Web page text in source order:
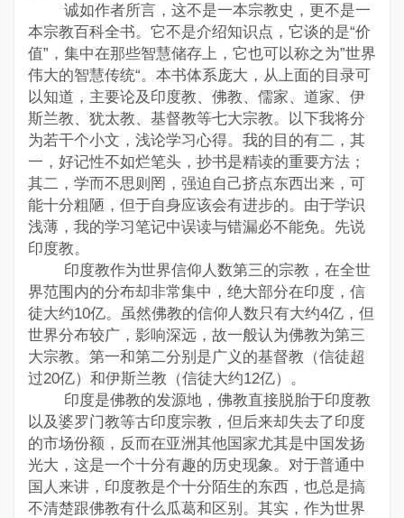
诚如作者所言，这不是一本宗教史，更不是一
本宗教百科全书。它不是介绍知识点，它谈的是“价
值”，集中在那些智慧储存上，它也可以称之为”世界
伟大的智慧传统“。本书体系庞大，从上面的目录可
以知道，主要论及印度教、佛教、儒家、道家、伊
斯兰教、犹太教、基督教等七大宗教。以下我将分
为若干个小文，浅论学习心得。我的目的有二，其
一，好记性不如烂笔头，抄书是精读的重要方法；
其二，学而不思则罔，强迫自己挤点东西出来，可
能十分粗陋，但于自身应该会有进步的。由于学识
浅薄，我的学习笔记中误读与错漏必不能免。先说
印度教。
印度教作为世界信仰人数第三的宗教，在全世
界范围内的分布却非常集中，绝大部分在印度，信
徒大约10亿。虽然佛教的信仰人数只有大约4亿，但
世界分布较广，影响深远，故一般认为佛教为第三
大宗教。第一和第二分别是广义的基督教（信徒超
过20亿）和伊斯兰教（信徒大约12亿）。
印度是佛教的发源地，佛教直接脱胎于印度教
以及婆罗门教等古印度宗教，但后来却失去了印度
的市场份额，反而在亚洲其他国家尤其是中国发扬
光大，这是一个十分有趣的历史现象。对于普通中
国人来讲，印度教是个十分陌生的东西，也总是搞
不清楚跟佛教有什么瓜葛和区别。其实，作为世界